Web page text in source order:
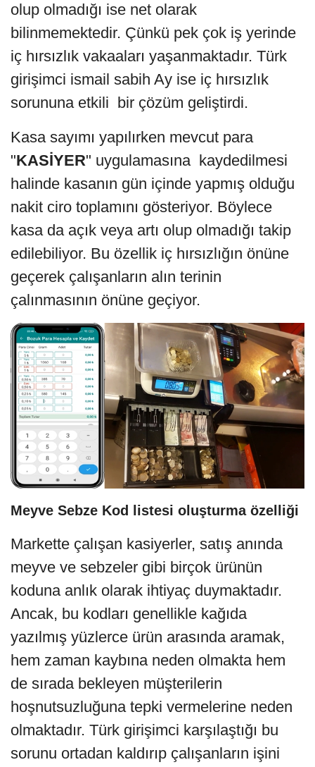
olup olmadığı ise net olarak
bilinmemektedir. Çünkü pek çok iş yerinde
iç hırsızlık vakaaları yaşanmaktadır. Türk
girişimci ismail sabih Ay ise iç hırsızlık
sorununa etkili bir çözüm geliştirdi.
Kasa sayımı yapılırken mevcut para
"KASİYER" uygulamasına kaydedilmesi
halinde kasanın gün içinde yapmış olduğu
nakit ciro toplamını gösteriyor. Böylece
kasa da açık veya artı olup olmadığı takip
edilebiliyor. Bu özellik iç hırsızlığın önüne
geçerek çalışanların alın terinin
çalınmasının önüne geçiyor.
Meyve Sebze Kod listesi oluşturma özelliği
Markette çalışan kasiyerler, satış anında
meyve ve sebzeler gibi birçok ürünün
koduna anlık olarak ihtiyaç duymaktadır.
Ancak, bu kodları genellikle kağıda
yazılmış yüzlerce ürün arasında aramak,
hem zaman kaybına neden olmakta hem
de sırada bekleyen müşterilerin
hoşnutsuzluğuna tepki vermelerine neden
olmaktadır. Türk girişimci karşılaştığı bu
sorunu ortadan kaldırıp çalışanların işini